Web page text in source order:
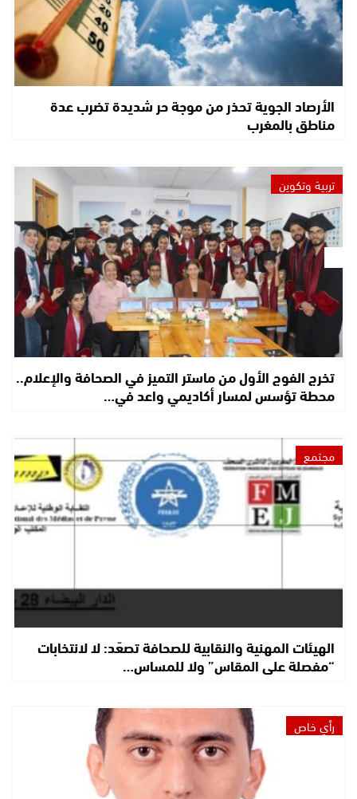
الأرصاد الجوية تحذر من موجة حر شديدة تضرب عدة
مناطق بالمغرب
تربية وتكوين
تخرج الفوج الأول من ماستر التميز في الصحافة والإعلام..
محطة تؤسس لمسار أكاديمي واعد في…
مجتمع
الهيئات المهنية والنقابية للصحافة تصعّد: لا لانتخابات
“مفصلة على المقاس” ولا للمساس…
رأي خاص